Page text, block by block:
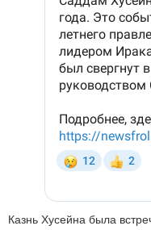
Казнь Хусейна была